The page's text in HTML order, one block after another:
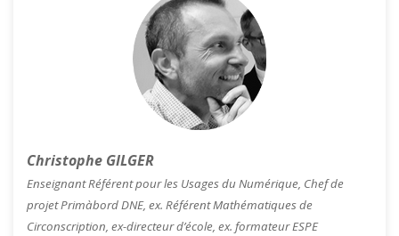
Christophe GILGER
Enseignant Référent pour les Usages du Numérique, Chef de
projet Primàbord DNE, ex. Référent Mathématiques de
Circonscription, ex-directeur d’école, ex. formateur ESPE